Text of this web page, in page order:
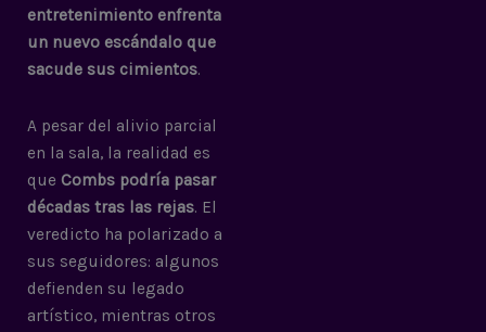
entretenimiento enfrenta
un nuevo escándalo que
sacude sus cimientos.
A pesar del alivio parcial
en la sala, la realidad es
que Combs podría pasar
décadas tras las rejas. El
veredicto ha polarizado a
sus seguidores: algunos
defienden su legado
artístico, mientras otros